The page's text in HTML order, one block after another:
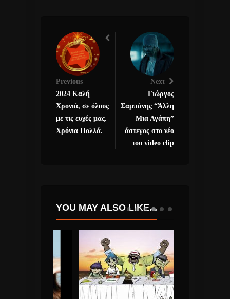
Previous
2024 Καλή
Χρονιά, σε όλους
με τις ευχές μας.
Χρόνια Πολλά.
Next
Γιώργος
Σαμπάνης “Άλλη
Μια Αγάπη”
άστεγος στο νέο
του video clip
YOU MAY ALSO LIKE...